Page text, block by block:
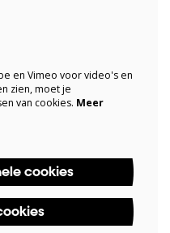
en Vimeo voor video's en
zien, moet je
van cookies. Meer
cookies